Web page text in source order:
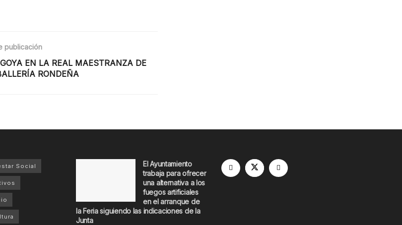
publicación
EN LA REAL MAESTRANZA DE
RONDEÑA
Social
El Ayuntamiento
trabaja para ofrecer
una alternativa a los
fuegos artificiales
en el arranque de
la Feria siguiendo las indicaciones de la
Junta